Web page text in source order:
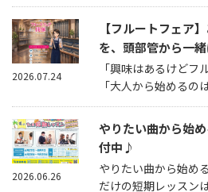
【フルートフェア
を、頭部管から一
「興味はあるけどフ
「大人から始める
2026.07.24
やりたい曲から始
付中♪
やりたい曲から始め
だけの短期レッスン
2026.06.26